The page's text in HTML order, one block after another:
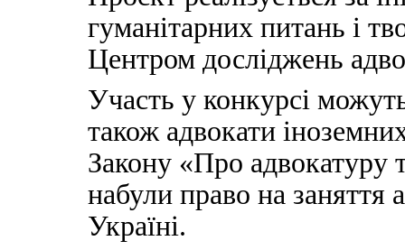
гуманітарних питань і
Центром досліджень
Участь у конкурсі
також адвокати
Закону «Про адвокатуру
набули право на заняття
Україні.